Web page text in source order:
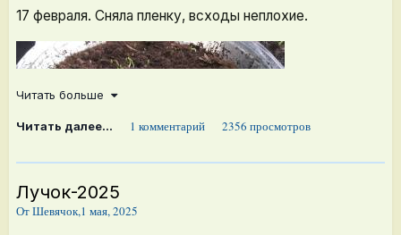
17 февраля. Сняла пленку, всходы неплохие.
Читать больше
Читать далее... 1 комментарий 2356 просмотров
Лучок-2025
ОтШевячок,1 мая, 2025